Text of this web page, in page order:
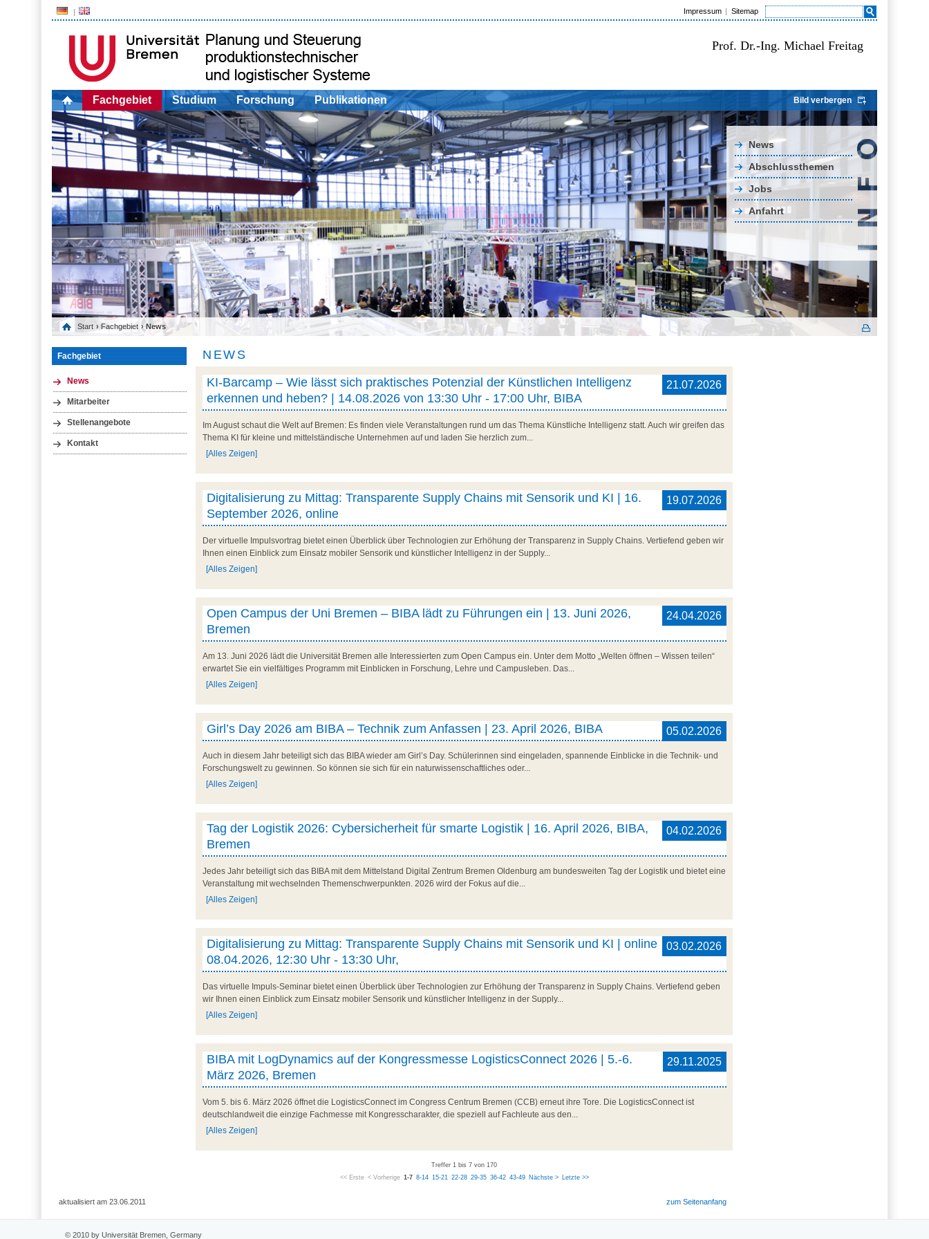
Impressum Sitemap
Prof. Dr.-Ing. Michael Freitag
Fachgebiet Studium Forschung Publikationen Bild verbergen
News
Abschlussthemen
Jobs
Anfahrt
Start › Fachgebiet › News
Fachgebiet
News
Mitarbeiter
Stellenangebote
Kontakt
NEWS
21.07.2026
KI-Barcamp – Wie lässt sich praktisches Potenzial der Künstlichen Intelligenz
erkennen und heben? | 14.08.2026 von 13:30 Uhr - 17:00 Uhr, BIBA
Im August schaut die Welt auf Bremen: Es finden viele Veranstaltungen rund um das Thema Künstliche Intelligenz statt. Auch wir greifen das
Thema KI für kleine und mittelständische Unternehmen auf und laden Sie herzlich zum...
[Alles Zeigen]
19.07.2026
Digitalisierung zu Mittag: Transparente Supply Chains mit Sensorik und KI | 16.
September 2026, online
Der virtuelle Impulsvortrag bietet einen Überblick über Technologien zur Erhöhung der Transparenz in Supply Chains. Vertiefend geben wir
Ihnen einen Einblick zum Einsatz mobiler Sensorik und künstlicher Intelligenz in der Supply...
[Alles Zeigen]
24.04.2026
Open Campus der Uni Bremen – BIBA lädt zu Führungen ein | 13. Juni 2026,
Bremen
Am 13. Juni 2026 lädt die Universität Bremen alle Interessierten zum Open Campus ein. Unter dem Motto „Welten öffnen – Wissen teilen“
erwartet Sie ein vielfältiges Programm mit Einblicken in Forschung, Lehre und Campusleben. Das...
[Alles Zeigen]
05.02.2026
Girl’s Day 2026 am BIBA – Technik zum Anfassen | 23. April 2026, BIBA
Auch in diesem Jahr beteiligt sich das BIBA wieder am Girl’s Day. Schülerinnen sind eingeladen, spannende Einblicke in die Technik- und
Forschungswelt zu gewinnen. So können sie sich für ein naturwissenschaftliches oder...
[Alles Zeigen]
04.02.2026
Tag der Logistik 2026: Cybersicherheit für smarte Logistik | 16. April 2026, BIBA,
Bremen
Jedes Jahr beteiligt sich das BIBA mit dem Mittelstand Digital Zentrum Bremen Oldenburg am bundesweiten Tag der Logistik und bietet eine
Veranstaltung mit wechselnden Themenschwerpunkten. 2026 wird der Fokus auf die...
[Alles Zeigen]
03.02.2026
Digitalisierung zu Mittag: Transparente Supply Chains mit Sensorik und KI | online
08.04.2026, 12:30 Uhr - 13:30 Uhr,
Das virtuelle Impuls-Seminar bietet einen Überblick über Technologien zur Erhöhung der Transparenz in Supply Chains. Vertiefend geben
wir Ihnen einen Einblick zum Einsatz mobiler Sensorik und künstlicher Intelligenz in der Supply...
[Alles Zeigen]
29.11.2025
BIBA mit LogDynamics auf der Kongressmesse LogisticsConnect 2026 | 5.-6.
März 2026, Bremen
Vom 5. bis 6. März 2026 öffnet die LogisticsConnect im Congress Centrum Bremen (CCB) erneut ihre Tore. Die LogisticsConnect ist
deutschlandweit die einzige Fachmesse mit Kongresscharakter, die speziell auf Fachleute aus den...
[Alles Zeigen]
Treffer 1 bis 7 von 170
<< Erste < Vorherige 1-7 8-14 15-21 22-28 29-35 36-42 43-49 Nächste > Letzte >>
aktualisiert am 23.06.2011 zum Seitenanfang
© 2010 by Universität Bremen, Germany